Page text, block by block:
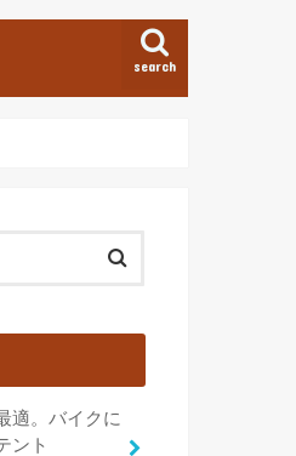
search
適。バイクに
ント